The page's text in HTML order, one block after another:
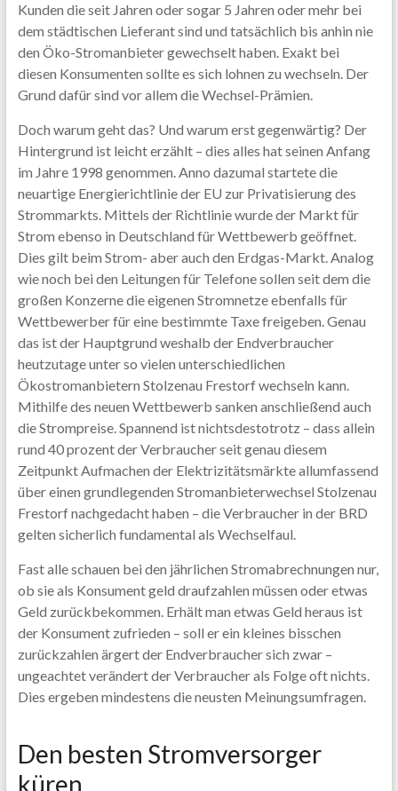
Kunden die seit Jahren oder sogar 5 Jahren oder mehr bei
dem städtischen Lieferant sind und tatsächlich bis anhin nie
den Öko-Stromanbieter gewechselt haben. Exakt bei
diesen Konsumenten sollte es sich lohnen zu wechseln. Der
Grund dafür sind vor allem die Wechsel-Prämien.
Doch warum geht das? Und warum erst gegenwärtig? Der
Hintergrund ist leicht erzählt – dies alles hat seinen Anfang
im Jahre 1998 genommen. Anno dazumal startete die
neuartige Energierichtlinie der EU zur Privatisierung des
Strommarkts. Mittels der Richtlinie wurde der Markt für
Strom ebenso in Deutschland für Wettbewerb geöffnet.
Dies gilt beim Strom- aber auch den Erdgas-Markt. Analog
wie noch bei den Leitungen für Telefone sollen seit dem die
großen Konzerne die eigenen Stromnetze ebenfalls für
Wettbewerber für eine bestimmte Taxe freigeben. Genau
das ist der Hauptgrund weshalb der Endverbraucher
heutzutage unter so vielen unterschiedlichen
Ökostromanbietern Stolzenau Frestorf wechseln kann.
Mithilfe des neuen Wettbewerb sanken anschließend auch
die Strompreise. Spannend ist nichtsdestotrotz – dass allein
rund 40 prozent der Verbraucher seit genau diesem
Zeitpunkt Aufmachen der Elektrizitätsmärkte allumfassend
über einen grundlegenden Stromanbieterwechsel Stolzenau
Frestorf nachgedacht haben – die Verbraucher in der BRD
gelten sicherlich fundamental als Wechselfaul.
Fast alle schauen bei den jährlichen Stromabrechnungen nur,
ob sie als Konsument geld draufzahlen müssen oder etwas
Geld zurückbekommen. Erhält man etwas Geld heraus ist
der Konsument zufrieden – soll er ein kleines bisschen
zurückzahlen ärgert der Endverbraucher sich zwar –
ungeachtet verändert der Verbraucher als Folge oft nichts.
Dies ergeben mindestens die neusten Meinungsumfragen.
Den besten Stromversorger
küren